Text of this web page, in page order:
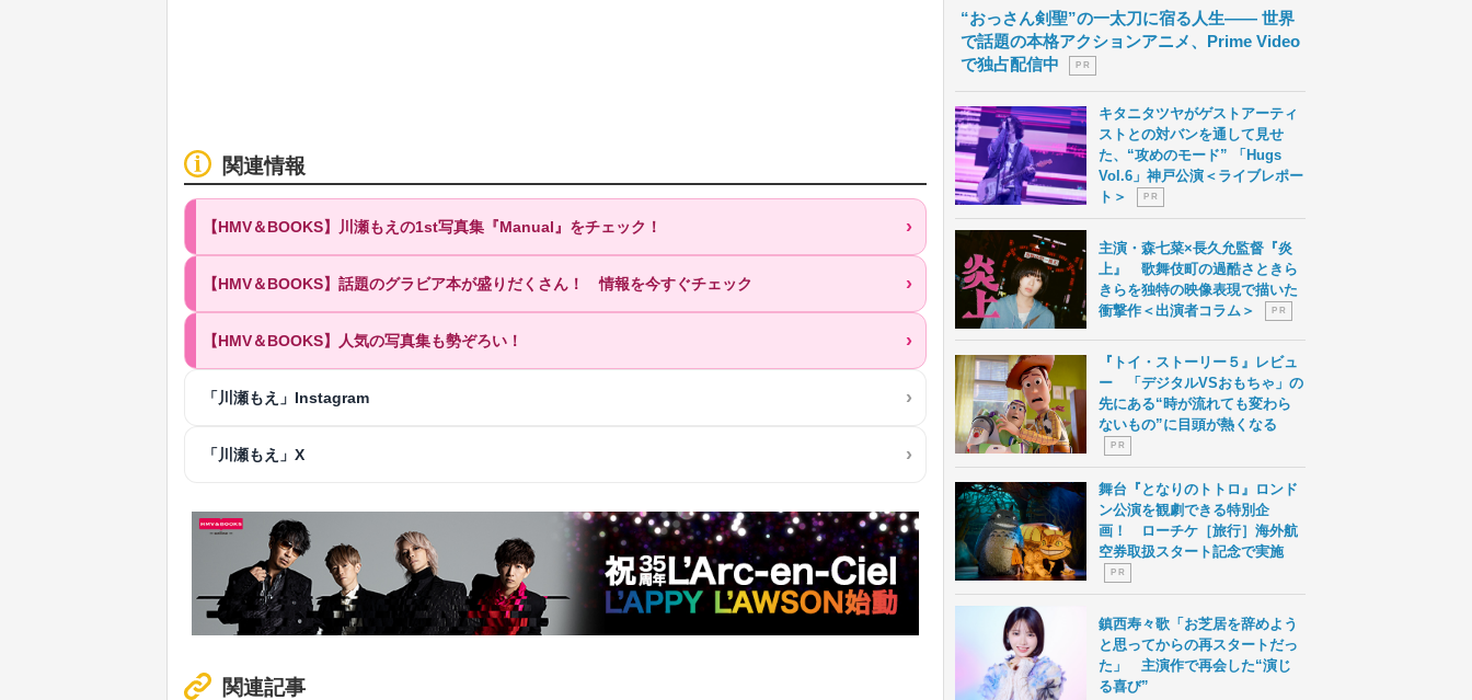
関連情報
【HMV＆BOOKS】川瀬もえの1st写真集『Manual』をチェック！
【HMV＆BOOKS】話題のグラビア本が盛りだくさん！ 情報を今すぐチェック
【HMV＆BOOKS】人気の写真集も勢ぞろい！
「川瀬もえ」Instagram
「川瀬もえ」X
関連記事
“おっさん剣聖”の一太刀に宿る人生―― 世界
で話題の本格アクションアニメ、Prime Video
で独占配信中
P R
キタニタツヤがゲストアーティ
ストとの対バンを通して見せ
た、“攻めのモード” 「Hugs
Vol.6」神戸公演＜ライブレポー
ト＞
P R
主演・森七菜×長久允監督『炎
上』 歌舞伎町の過酷さときら
きらを独特の映像表現で描いた
衝撃作＜出演者コラム＞
P R
『トイ・ストーリー５』レビュ
ー 「デジタルVSおもちゃ」の
先にある“時が流れても変わら
ないもの”に目頭が熱くなる
P R
舞台『となりのトトロ』ロンド
ン公演を観劇できる特別企
画！ ローチケ［旅行］海外航
空券取扱スタート記念で実施
P R
鎮西寿々歌「お芝居を辞めよう
と思ってからの再スタートだっ
た」 主演作で再会した“演じ
る喜び”